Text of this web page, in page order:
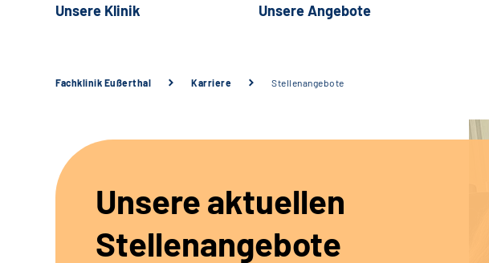
Unsere Klinik Unsere Angebote
Fachklinik Eußerthal Karriere Stellenangebote
Unsere aktuellen
Stellenangebote